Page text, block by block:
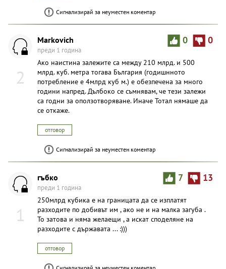
Сигнализирай за неуместен коментар
2
0 0
Markovich
преди 1 година
Ако наистина залежите са между 210 млрд. и 500
млрд. куб. метра тогава България (годишнното
потребление е 4млрд куб м.) е обезпечена за много
години напред. Дълбоко се съмнявам, че тези залежи
са годни за оползотворяване. Иначе Тотал нямаше да
се откаже.
отговор
Сигнализирай за неуместен коментар
1
7 13
гъбко
преди 1 година
250млрд кубика е на границата да се изплатят
разходите по добивът им , ако не и на малка загуба .
То затова и няма желаещи , а искат споделяне на
разходите с държавата ... :)))
отговор